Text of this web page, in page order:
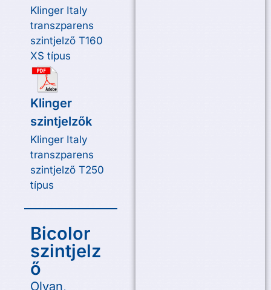
Klinger Italy
transzparens
szintjelző T160
XS típus
Klinger
szintjelzők
Klinger Italy
transzparens
szintjelző T250
típus
Bicolor
szintjelz
ő
Olyan,